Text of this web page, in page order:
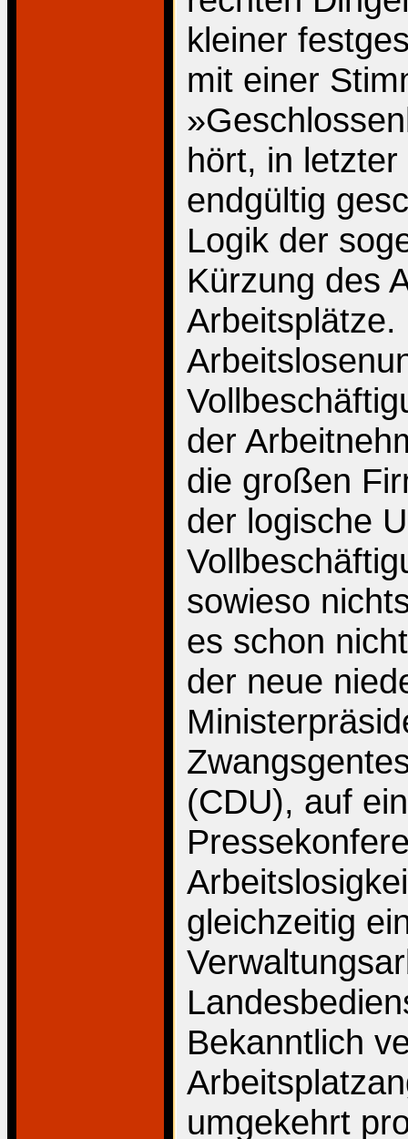
kleiner
mit einer
hört, in
endgültig
Logik der
Kürzung des
Arbeitsplätze.
der
die großen
der logische
sowieso
es schon
der neue
(CDU), auf
gleichzeitig
Bekanntlich
umgekehrt